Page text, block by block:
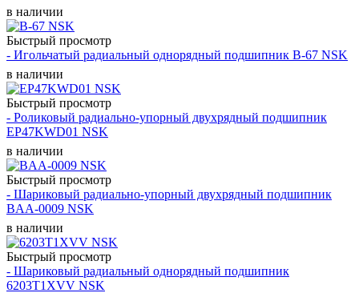
в наличии
Быстрый просмотр
- Игольчатый радиальный однорядный подшипник B-67 NSK
в наличии
Быстрый просмотр
- Роликовый радиально-упорный двухрядный подшипник
EP47KWD01 NSK
в наличии
Быстрый просмотр
- Шариковый радиально-упорный двухрядный подшипник
BAA-0009 NSK
в наличии
Быстрый просмотр
- Шариковый радиальный однорядный подшипник
6203T1XVV NSK